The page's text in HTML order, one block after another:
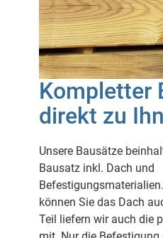
Kompletter
direkt zu
Unsere Bausätze
Bausatz inkl. Dach und
können Sie das Dach
Teil liefern wir auch die